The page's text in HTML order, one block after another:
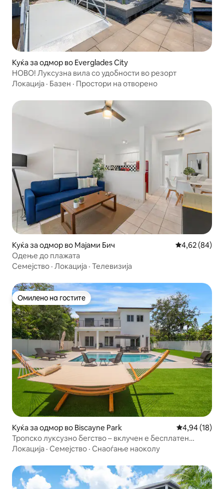
Куќа за одмор во Everglades City
НОВО! Луксузна вила со удобности во резорт
Локација · Базен · Простори на отворено
Куќа за одмор во Мајами Бич Просечна
4,62 (84)
Одење до плажата
Семејство · Локација · Телевизија
Омилено на гостите
Омилено на гостите
Куќа за одмор во Biscayne Park Просечна
4,94 (18)
Тропско луксузно бегство – вклучен е бесплатен
автомобил за изнајмување!
Локација · Семејство · Снаоѓање наоколу